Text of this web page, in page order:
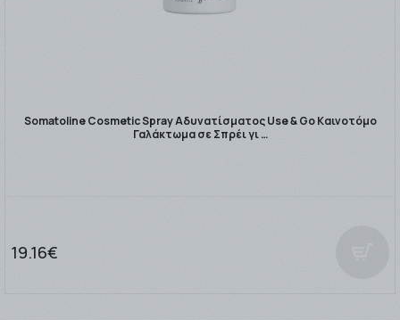
Somatoline Cosmetic Spray Αδυνατίσματος Use & Go Καινοτόμο
Γαλάκτωμα σε Σπρέι γι …
19.16€